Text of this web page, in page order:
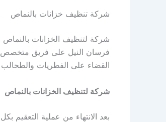
شركة تنظيف خزانات بالنماص
شركة لتنظيف الخزانات بالنماص
فرسان النيل على فريق متخصص
القضاء على الفطريات والطحالب
شركة لتنظيف الخزانات بالنماص
بعد الانتهاء من عملية